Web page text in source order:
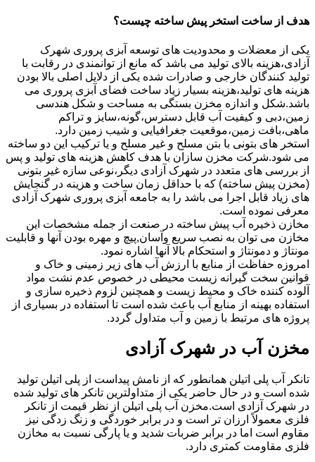
هدف از ساخت استخر پیش ساخته چیست؟
یکی از معضلات و محدودیت های توسعه آبزی پروری شهرک
آزادی،هزینه بالای تولید می باشد که مانع از توانمندی در رقابت با
تولید کنندگان خارجی و صادرات شده یکی از دلایل اصلی بالا بودن
هزینه های تولید،هزینه بسیار زیاد ساخت فضای آبزی پروری می
باشد.شکل و اندازه مخزن بستگی به مساحت و شکل هندسی
زمین،دبی و کیفیت آب قابل دسترس،گونه،سایز و تراکم
ماهی،بافت زمین،موقعیت جغرافیایی و شیب زمین دارد.
استخر های بتونی با بتن مسلح و غیر مسلح و یا ترکیب این دو ساخته
می شود.شرکت مخزن سازان با هدف کاهش هزینه های تولید و پس
از بررسی های متعدد در شهرک آزادی دیگر،نوعی سازه غیر بتونی
(مخزن پیش ساخته) که با حداقل زمان ساخت و هزینه در گنجایش
های زیاد قابل اجرا می باشد را به جامعه آبزی پروری شهرک آزادی
معرفی نموده است.
مخازن ذخیره آب پیش ساخته در صنعت از جمله مشخصات این
مخازن می توان به نصب سریع وآسان,پیچ و مهره بودن آنها و قابلیت
مونتاژ و دمونتاژ و استحکام بالا آنها اشاره نمود.
امروزه حفاظت از منابع با ارزش آب های زیر زمینی و خاک و
قوانین سخت گیرانه زیست محیطی در خصوص عدم نشت مواد
آلوده کننده خاک و محیط زیست و همچنین لزوم ذخیره سازی و
استفاده بهینه از منابع آب باعث شده است تا استفاده در بسیاری از
پروژه های مرتبط با زمین و آب متداول گردد.
مخزن آب در شهرک آزادی
تانکر آب پلی اتیلن همانطور که از نامش پیداست از پلی اتیلن تولید
شده است و در حال حاضر یکی از متداولترین تانکر های تولید شده
در شهرک آزادی است.مخزن آب پلی اتیلن از نظر قیمت از تانکر
فلزی معمولاً ارزان تر است و در برابر خوردگی و زنگ زدگی نیز
مقاوم است اما در برابر ضربات شدید و یا پارگی نسبت به مخازن
فلزی مقاومت کمتری دارد.